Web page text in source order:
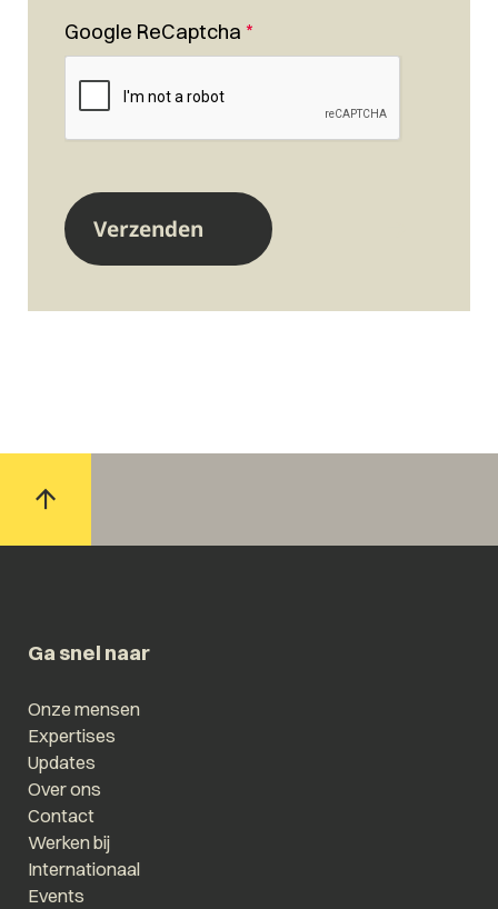
Google ReCaptcha *
Ga snel naar
Onze mensen
Expertises
Updates
Over ons
Contact
Werken bij
Internationaal
Events